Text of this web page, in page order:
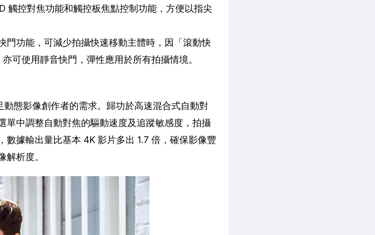
觸控對焦功能和觸控板焦點控制功能，方便以指尖
功能，可減少拍攝快速移動主體時，因「滾動快
可使用靜音快門，彈性應用於所有拍攝情境。
態影像創作者的需求。歸功於高速混合式自動對
中調整自動對焦的驅動速度及追蹤敏感度，拍攝
據輸出量比基本 4K 影片多出 1.7 倍，確保影像豐
析度。